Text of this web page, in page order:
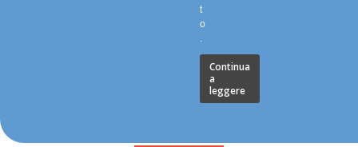
t
o
.
Continua
a
leggere